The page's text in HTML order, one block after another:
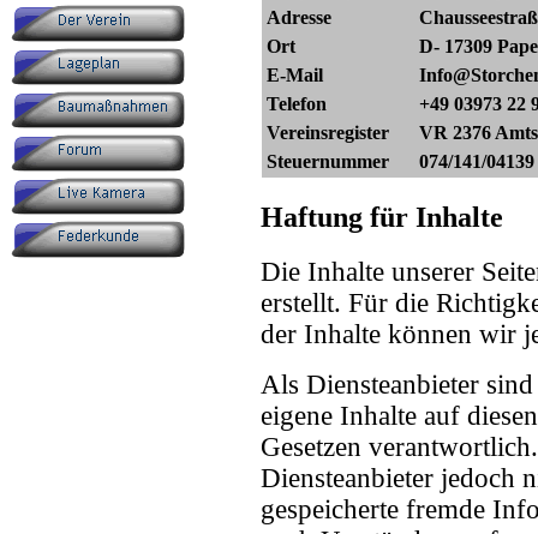
Adresse
Ort
D- 17309
E-Mail
Telefon
+49 03973 22
Vereinsregister
VR 2376
Steuernummer
074/141/
Haftung für Inhalte
Die Inhalte unserer
erstellt. Für die
der Inhalte können wir
Als Diensteanbieter
eigene Inhalte auf
Gesetzen
Diensteanbieter jedoch
gespeicherte fremde